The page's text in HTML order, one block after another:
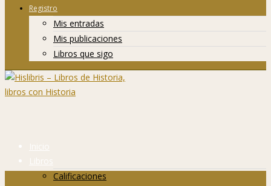
Registro
Mis entradas
Mis publicaciones
Libros que sigo
Inicio
Libros
Calificaciones